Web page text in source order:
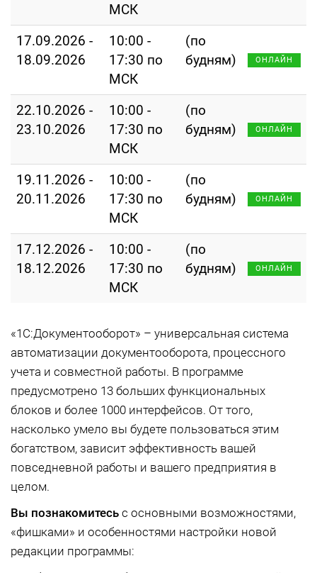
МСК
17.09.2026 -
18.09.2026
10:00 -
17:30 по
МСК
(по
будням)
ОНЛАЙН
22.10.2026 -
23.10.2026
10:00 -
17:30 по
МСК
(по
будням)
ОНЛАЙН
19.11.2026 -
20.11.2026
10:00 -
17:30 по
МСК
(по
будням)
ОНЛАЙН
17.12.2026 -
18.12.2026
10:00 -
17:30 по
МСК
(по
будням)
ОНЛАЙН
«1С:Документооборот» – универсальная система
автоматизации документооборота, процессного
учета и совместной работы. В программе
предусмотрено 13 больших функциональных
блоков и более 1000 интерфейсов. От того,
насколько умело вы будете пользоваться этим
богатством, зависит эффективность вашей
повседневной работы и вашего предприятия в
целом.
Вы познакомитесь с основными возможностями,
«фишками» и особенностями настройки новой
редакции программы: